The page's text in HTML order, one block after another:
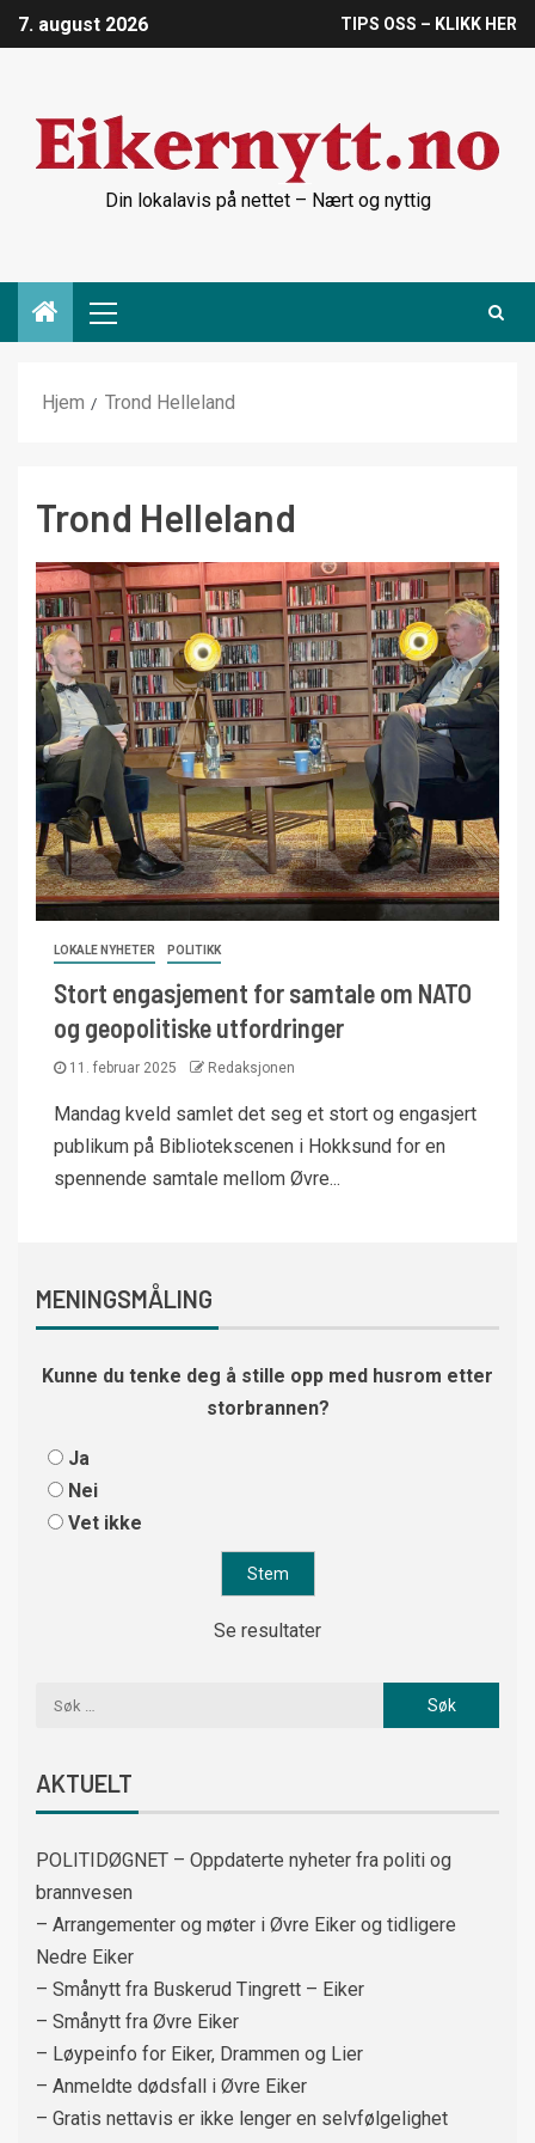
7. august 2026 TIPS OSS – KLIKK HER
Din lokalavis på nettet – Nært og nyttig
Hjem Trond Helleland
Trond Helleland
LOKALE NYHETER POLITIKK
Stort engasjement for samtale om NATO
og geopolitiske utfordringer
11. februar 2025 Redaksjonen
Mandag kveld samlet det seg et stort og engasjert
publikum på Bibliotekscenen i Hokksund for en
spennende samtale mellom Øvre...
MENINGSMÅLING
Kunne du tenke deg å stille opp med husrom etter
storbrannen?
Ja
Nei
Vet ikke
Se resultater
AKTUELT
POLITIDØGNET – Oppdaterte nyheter fra politi og
brannvesen
– Arrangementer og møter i Øvre Eiker og tidligere
Nedre Eiker
– Smånytt fra Buskerud Tingrett – Eiker
– Smånytt fra Øvre Eiker
– Løypeinfo for Eiker, Drammen og Lier
– Anmeldte dødsfall i Øvre Eiker
– Gratis nettavis er ikke lenger en selvfølgelighet